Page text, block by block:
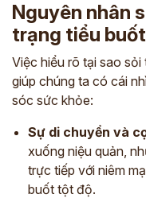
Nguyên nhân
trạng tiểu
Việc hiểu rõ tại sao
giúp chúng ta có cái
sóc sức khỏe:
Sự di chuyển và
xuống niệu quản,
trực tiếp với niêm
buốt tột độ.